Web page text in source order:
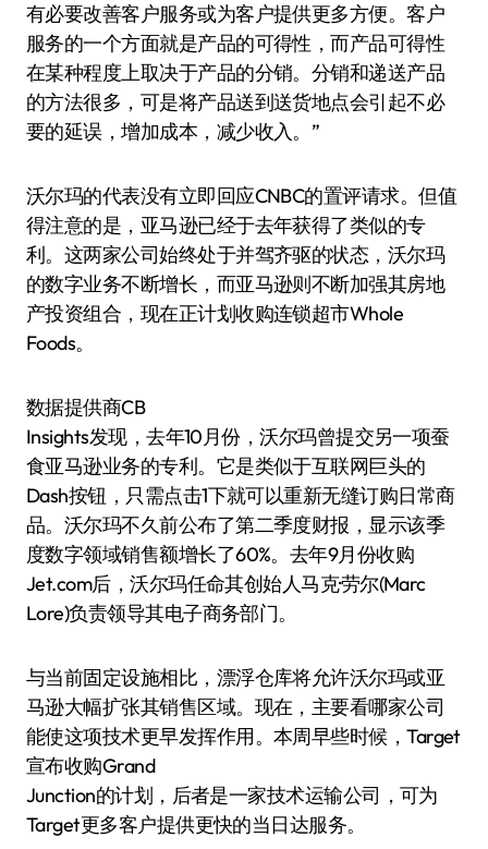
有必要改善客户服务或为客户提供更多方便。客户
服务的一个方面就是产品的可得性，而产品可得性
在某种程度上取决于产品的分销。分销和递送产品
的方法很多，可是将产品送到送货地点会引起不必
要的延误，增加成本，减少收入。”
沃尔玛的代表没有立即回应CNBC的置评请求。但值
得注意的是，亚马逊已经于去年获得了类似的专
利。这两家公司始终处于并驾齐驱的状态，沃尔玛
的数字业务不断增长，而亚马逊则不断加强其房地
产投资组合，现在正计划收购连锁超市Whole
Foods。
数据提供商CB
Insights发现，去年10月份，沃尔玛曾提交另一项蚕
食亚马逊业务的专利。它是类似于互联网巨头的
Dash按钮，只需点击1下就可以重新无缝订购日常商
品。沃尔玛不久前公布了第二季度财报，显示该季
度数字领域销售额增长了60%。去年9月份收购
Jet.com后，沃尔玛任命其创始人马克·劳尔(Marc
Lore)负责领导其电子商务部门。
与当前固定设施相比，漂浮仓库将允许沃尔玛或亚
马逊大幅扩张其销售区域。现在，主要看哪家公司
能使这项技术更早发挥作用。本周早些时候，Target
宣布收购Grand
Junction的计划，后者是一家技术运输公司，可为
Target更多客户提供更快的当日达服务。